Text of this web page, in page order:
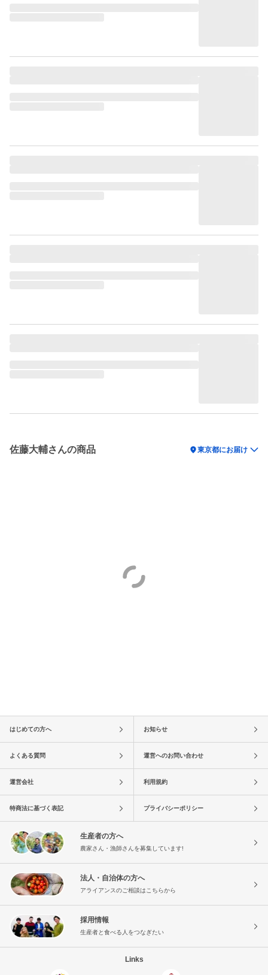
佐藤大輔さんの商品 location_on東京都にお届け
はじめての方へ お知らせ
よくある質問 運営へのお問い合わせ
運営会社 利用規約
特商法に基づく表記 プライバシーポリシー
生産者の方へ
農家さん・漁師さんを募集しています!
法人・自治体の方へ
アライアンスのご相談はこちらから
採用情報
生産者と食べる人をつなぎたい
Links